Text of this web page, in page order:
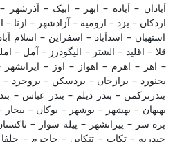
آبادان – آباده – ابهر – ابیک –
اردکان – یزد – ارومیه – آزادشهر – ازنا
استهبان – اسدآباد – اسفراین – اسلام
قلا – اقلید – الشتر – الیگودرز – آمل –
– اهر – اهرم – اهواز – اوز – ایرانشهر
بجنورد – برازجان – بردسکن – بروجرد –
بندرترکمن – بندر دیلم – بندر عباس –
بهبهان – بهشهر – بوشهر – بوکان – بیجار
پره سر – پیرانشهر – پیله سوار –
حیدریه – تکاب – تنکابن – جاجرم –